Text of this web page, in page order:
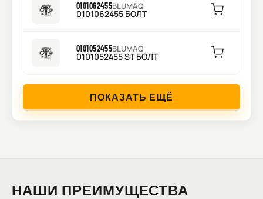
0101062455BLUMAQ
0101062455 БОЛТ
0101052455BLUMAQ
0101052455 ST БОЛТ
ПОКАЗАТЬ ЕЩЁ
НАШИ ПРЕИМУЩЕСТВА